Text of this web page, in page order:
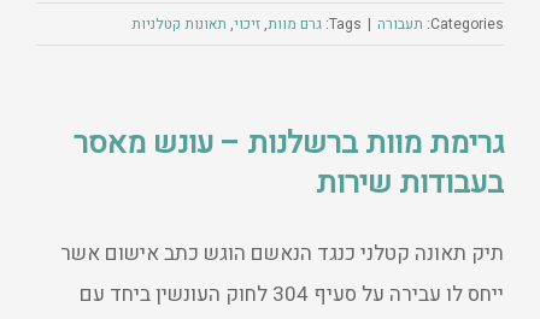
Categories: תעבורה |
Tags: גרם מוות,זיכוי, תאונות קטלניות
גרימת מוות ברשלנות – עונש מאסר
בעבודות שירות
תיק תאונה קטלני כנגד הנאשם הוגש כתב אישום אשר
ייחס לו עבירה על סעיף 304 לחוק העונשין ביחד עם